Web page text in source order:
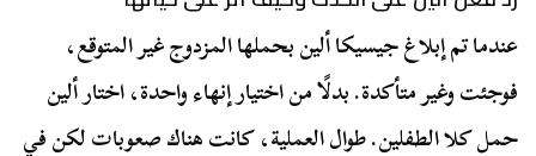
عندما تم إبلاغ جيسيكا ألين بحملها المزدوج غير المتوقع،
فوجئت وغير متأكدة. بدلًا من اختيار إنهاء واحدة، اختار ألين
حمل كلا الطفلين. طوال العملية، كانت هناك صعوبات لكن في